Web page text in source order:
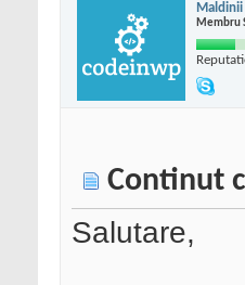
Maldinii
Membru
Continut
Salutare,